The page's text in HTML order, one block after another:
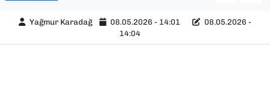
Yağmur Karadağ 08.05.2026 - 14:01
08.05.2026 -
14:04